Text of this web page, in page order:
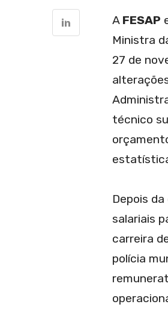
A FESAP
Ministra
27 de
técnico
Depois
salariais
carreira
polícia